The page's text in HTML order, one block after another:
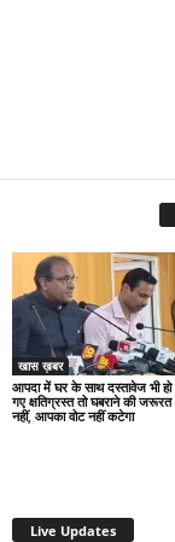
खास ख़बर
आपदा में घर के साथ दस्तावेज भी हो
गए क्षतिग्रस्त तो घबराने की जरूरत
नहीं, आपका वोट नहीं कटेगा
Live Updates